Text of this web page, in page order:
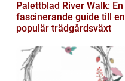
Palettblad River Walk: En
fascinerande guide till en
populär trädgårdsväxt